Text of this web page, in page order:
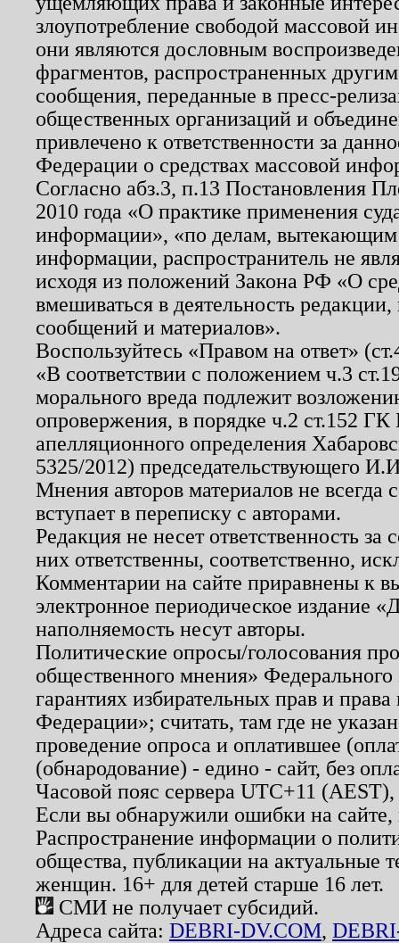
злоупотребление свободой массовой
они являются дословным
фрагментов, распространенных
сообщения, переданные в пресс-
общественных организаций и
привлечено к ответственности за
Федерации о средствах массовой
Согласно абз.3, п.13 Постановления
2010 года «О практике применения
информации», «по делам, вытекающим
информации, распространитель не
исходя из положений Закона РФ «О
вмешиваться в деятельность
сообщений и материалов».
Воспользуйтесь «Правом на ответ»
«В соответствии с положением ч.3
морального вреда подлежит
опровержения, в порядке ч.2 ст.152
апелляционного определения
5325/2012) председательствующего
Мнения авторов материалов не
вступает в переписку с авторами.
Редакция не несет ответственность
них ответственны, соответственно,
Комментарии на сайте приравнены к
электронное периодическое издание
наполняемость несут авторы.
Политические опросы/голосования
общественного мнения»
гарантиях избирательных прав и
Федерации»; считать, там где не
проведение опроса и оплатившее
(обнародование) - едино - сайт, без
Часовой пояс сервера UTC+11
Если вы обнаружили ошибки на
Распространение информации о
общества, публикации на актуальные
женщин. 16+ для детей старше 16 лет.
СМИ не получает субсидий.
Адреса сайта: DEBRI-DV.COM,